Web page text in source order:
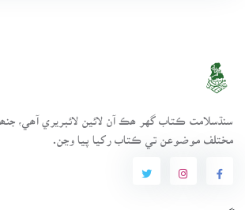
مختلف موضوعن تي ڪتاب رکيا پيا وڃن.